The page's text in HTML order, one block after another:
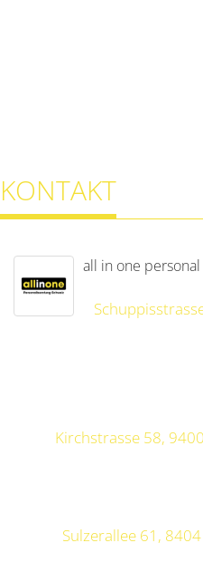
KONTAKT
all in one personal
Kirchstrasse 58,
Sulzerallee 61,